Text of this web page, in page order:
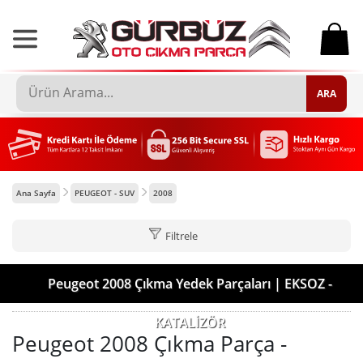
0
ARA
Ana Sayfa PEUGEOT - SUV 2008
Filtrele
Peugeot 2008 Çıkma Yedek Parçaları | EKSOZ -
KATALİZÖR
Peugeot 2008 Çıkma Parça -